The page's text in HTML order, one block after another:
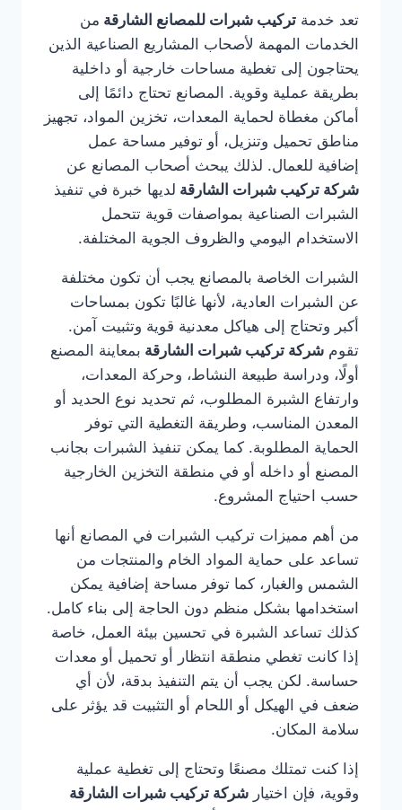
تعد خدمة تركيب شبرات للمصانع الشارقة من
الخدمات المهمة لأصحاب المشاريع الصناعية الذين
يحتاجون إلى تغطية مساحات خارجية أو داخلية
بطريقة عملية وقوية. المصانع تحتاج دائمًا إلى
أماكن مغطاة لحماية المعدات، تخزين المواد، تجهيز
مناطق تحميل وتنزيل، أو توفير مساحة عمل
إضافية للعمال. لذلك يبحث أصحاب المصانع عن
شركة تركيب شبرات الشارقة لديها خبرة في تنفيذ
الشبرات الصناعية بمواصفات قوية تتحمل
الاستخدام اليومي والظروف الجوية المختلفة.
الشبرات الخاصة بالمصانع يجب أن تكون مختلفة
عن الشبرات العادية، لأنها غالبًا تكون بمساحات
أكبر وتحتاج إلى هياكل معدنية قوية وتثبيت آمن.
تقوم شركة تركيب شبرات الشارقة بمعاينة المصنع
أولًا، ودراسة طبيعة النشاط، وحركة المعدات،
وارتفاع الشبرة المطلوب، ثم تحديد نوع الحديد أو
المعدن المناسب، وطريقة التغطية التي توفر
الحماية المطلوبة. كما يمكن تنفيذ الشبرات بجانب
المصنع أو داخله أو في منطقة التخزين الخارجية
حسب احتياج المشروع.
من أهم مميزات تركيب الشبرات في المصانع أنها
تساعد على حماية المواد الخام والمنتجات من
الشمس والغبار، كما توفر مساحة إضافية يمكن
استخدامها بشكل منظم دون الحاجة إلى بناء كامل.
كذلك تساعد الشبرة في تحسين بيئة العمل، خاصة
إذا كانت تغطي منطقة انتظار أو تحميل أو معدات
حساسة. لكن يجب أن يتم التنفيذ بدقة، لأن أي
ضعف في الهيكل أو اللحام أو التثبيت قد يؤثر على
سلامة المكان.
إذا كنت تمتلك مصنعًا وتحتاج إلى تغطية عملية
وقوية، فإن اختيار شركة تركيب شبرات الشارقة